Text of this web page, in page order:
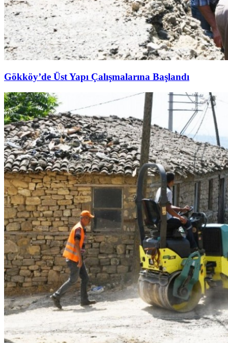
Gökköy’de Üst Yapı Çalışmalarına Başlandı